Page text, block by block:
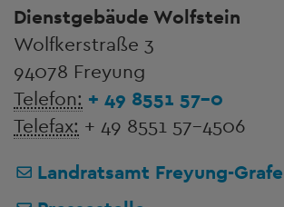
Dienstgebäude Wolfstein
Wolfkerstraße 3
94078 Freyung
Telefon: + 49 8551 57-0
Telefax: + 49 8551 57-4506
Landratsamt Freyung-